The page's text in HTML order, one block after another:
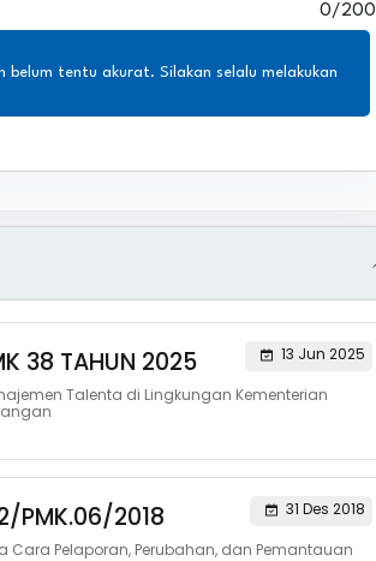
0/200
belum tentu akurat. Silakan selalu melakukan
38 TAHUN 2025
13 Jun 2025
Talenta di Lingkungan Kementerian
PMK.06/2018
31 Des 2018
Cara Pelaporan, Perubahan, dan Pemantauan